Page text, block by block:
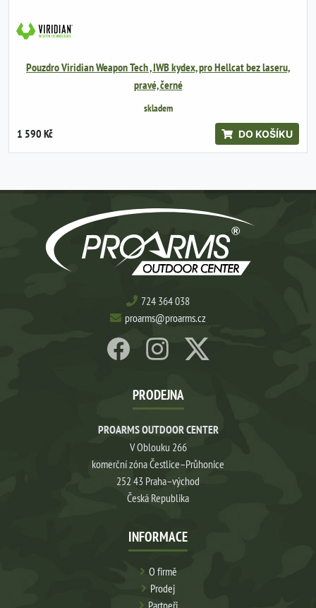
Pouzdro Viridian Weapon Tech , IWB kydex, pro Hellcat bez laseru,
pravé, černé
skladem
1 590 Kč DO KOŠÍKU
724 364 038
proarms@proarms.cz
PRODEJNA
PROARMS OUTDOOR CENTER
V Oblouku 266
komerční zóna Čestlice–Průhonice
252 43 Praha–východ
Česká Republika
INFORMACE
O firmě
Prodej
Partneři